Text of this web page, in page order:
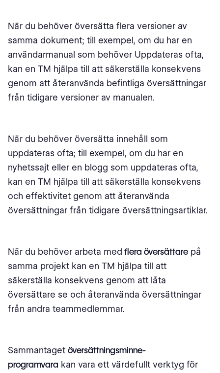
När du behöver översätta flera versioner av
samma dokument; till exempel, om du har en
användarmanual som behöver Uppdateras ofta,
kan en TM hjälpa till att säkerställa konsekvens
genom att återanvända befintliga översättningar
från tidigare versioner av manualen.
När du behöver översätta innehåll som
uppdateras ofta; till exempel, om du har en
nyhetssajt eller en blogg som uppdateras ofta,
kan en TM hjälpa till att säkerställa konsekvens
och effektivitet genom att återanvända
översättningar från tidigare översättningsartiklar.
När du behöver arbeta med flera översättare på
samma projekt kan en TM hjälpa till att
säkerställa konsekvens genom att låta
översättare se och återanvända översättningar
från andra teammedlemmar.
Sammantaget översättningsminne-
programvara kan vara ett värdefullt verktyg för